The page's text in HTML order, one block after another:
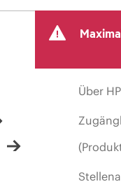
Über